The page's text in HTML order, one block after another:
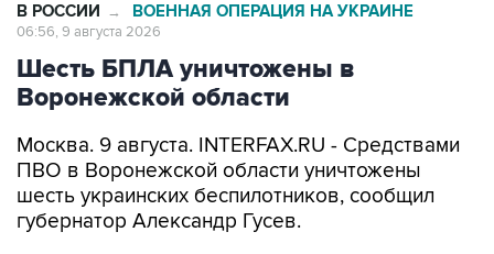
В РОССИИ → ВОЕННАЯ ОПЕРАЦИЯ НА УКРАИНЕ
06:56, 9 августа 2026
Шесть БПЛА уничтожены в
Воронежской области
Москва. 9 августа. INTERFAX.RU - Средствами
ПВО в Воронежской области уничтожены
шесть украинских беспилотников, сообщил
губернатор Александр Гусев.